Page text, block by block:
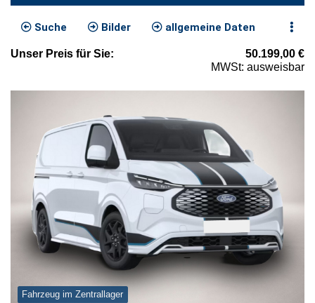
Suche Bilder allgemeine Daten
Unser Preis für Sie: 50.199,00 €
MWSt: ausweisbar
Fahrzeug im Zentrallager